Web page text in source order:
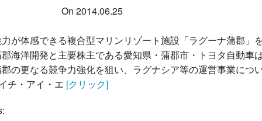
On 2014.06.25
が体感できる複合型マリンリゾート施設「ラグーナ蒲郡」
海洋開発と主要株主である愛知県・蒲郡市・トヨタ自動車
の更なる競争力強化を狙い、ラグナシア等の運営事業につ
チ・アイ・エ [クリック]